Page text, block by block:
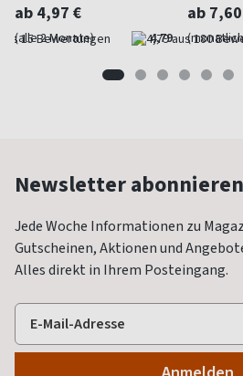
ab 4,97 €
(alle 2 Monate) 4,79
ab
Newsletter abonnieren
Jede Woche Informationen zu
Gutscheinen, Aktionen und
Alles direkt in Ihrem Posteingang.